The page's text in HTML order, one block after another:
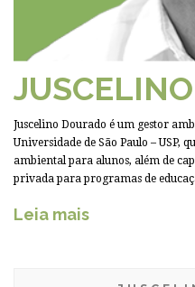
Juscelino Dourado é um gestor
Universidade de São Paulo – USP,
ambiental para alunos, além de
privada para programas de
Leia mais